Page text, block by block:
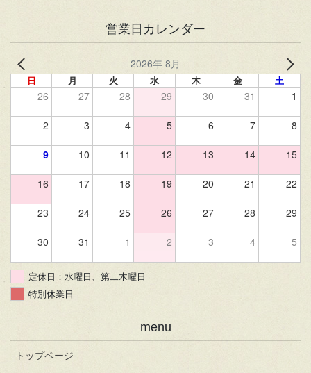
営業日カレンダー
2026年 8月
日 月 火 水 木 金 土
26 27 28 29 30 31 1
2 3 4 5 6 7 8
9 10 11 12 13 14 15
16 17 18 19 20 21 22
23 24 25 26 27 28 29
30 31 1 2 3 4 5
定休日：水曜日、第二木曜日
特別休業日
menu
トップページ